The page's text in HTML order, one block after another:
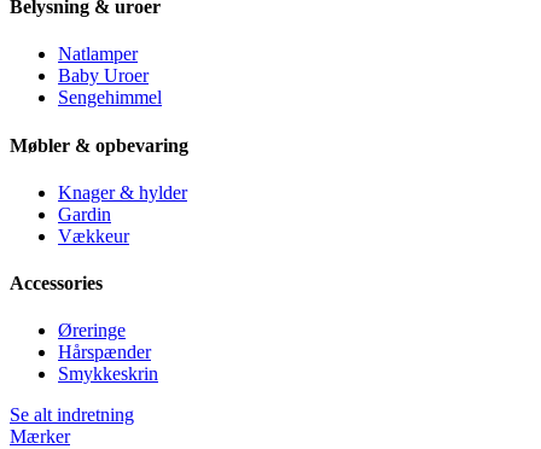
Belysning & uroer
Natlamper
Baby Uroer
Sengehimmel
Møbler & opbevaring
Knager & hylder
Gardin
Vækkeur
Accessories
Øreringe
Hårspænder
Smykkeskrin
Se alt indretning
Mærker